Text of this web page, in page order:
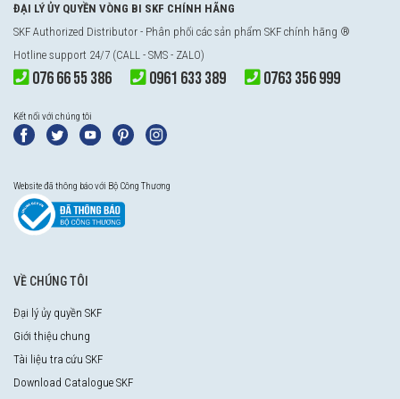
ĐẠI LÝ ỦY QUYỀN VÒNG BI SKF CHÍNH HÃNG
SKF Authorized Distributor - Phân phối các sản phẩm SKF chính hãng ®
Hotline support 24/7 (CALL - SMS - ZALO)
076 66 55 386 0961 633 389 0763 356 999
Kết nối với chúng tôi
Website đã thông báo với Bộ Công Thương
VỀ CHÚNG TÔI
Đại lý ủy quyền SKF
Giới thiệu chung
Tài liệu tra cứu SKF
Download Catalogue SKF